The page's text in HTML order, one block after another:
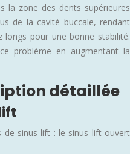
la zone des dents supérieures
de la cavité buccale, rendant
longs pour une bonne stabilité.
problème en augmentant la
détaillée
de sinus lift : le sinus lift ouvert